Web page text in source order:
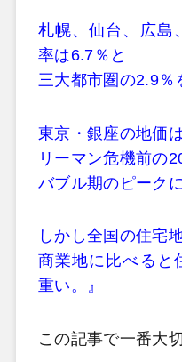
札幌、仙台、広島
率は6.7％と
三大都市圏の2.9％
東京・銀座の地価は
リーマン危機前の
バブル期のピーク
しかし全国の住宅
商業地に比べると
重い。』
この記事で一番大